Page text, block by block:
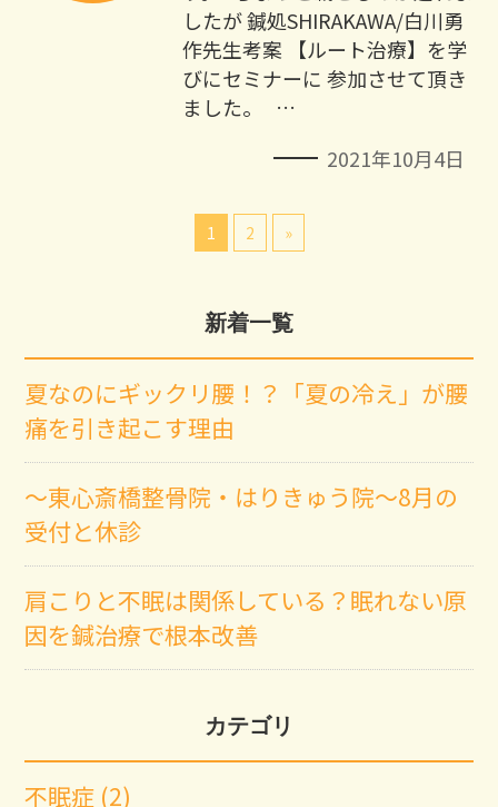
したが 鍼処SHIRAKAWA/白川勇
作先生考案 【ルート治療】を学
びにセミナーに 参加させて頂き
ました。 …
2021年10月4日
1 2 »
新着一覧
夏なのにギックリ腰！？「夏の冷え」が腰
痛を引き起こす理由
～東心斎橋整骨院・はりきゅう院～8月の
受付と休診
肩こりと不眠は関係している？眠れない原
因を鍼治療で根本改善
カテゴリ
不眠症 (2)